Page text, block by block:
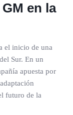
en la
el inicio de una
Sur. En un
apuesta por
futuro de la